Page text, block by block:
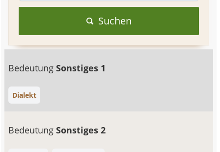
Suchen
BedeutungSonstiges 1
Dialekt
BedeutungSonstiges 2